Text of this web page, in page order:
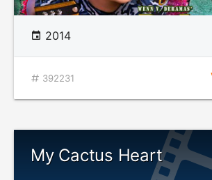
2014
392231
My Cactus Heart